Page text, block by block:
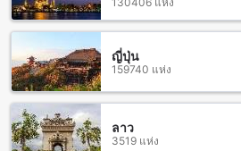
ขึ้นอยู่กับจราจรและระยะทาง นอกจาก
สนามบินที่โรงแรมมรกตเองด้วย
สถานที่ท่องเที่ยวใกล้เคียงโรงแรมมรกต
โรงแรมมรกตตั้งอยู่ใกล้กับหลายสถานที่
ชุมพร บางสถานที่ที่คุณอาจจะสนใจเที่ยว
ที่มีธรรมชาติสวยงามและทะเลใสให้คุณ
ญี่ปุ่น
159740 แห่ง
ลาว
3519 แห่ง